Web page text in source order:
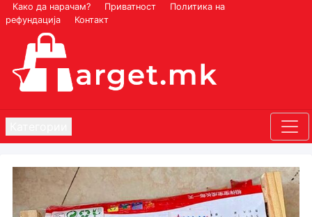
Како да нарачам? Приватност
Политика на
рефундација
Контакт